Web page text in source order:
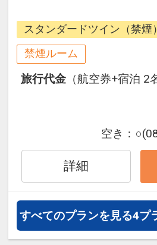
まるで自然に囲まれ
らぎを感じていた
スタンダードツイン（禁煙）
禁煙ルーム
旅行代金 （航空券+宿泊 2
空き： ○
詳細
すべてのプランを見る4プ